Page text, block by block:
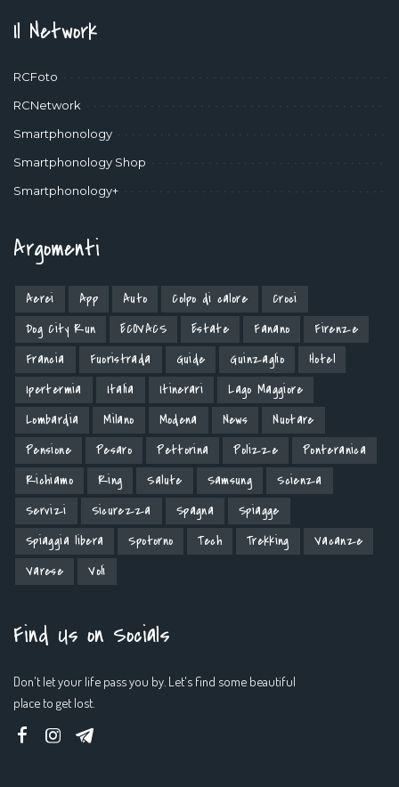
Il Network
RCFoto
RCNetwork
Smartphonology
Smartphonology Shop
Smartphonology+
Argomenti
Aerei App Auto Colpo di calore
Croci
Dog City Run
ECOVACS Estate Fanano
Firenze
Francia
Fuoristrada Guide Guinzaglio
Hotel
Ipertermia
Italia Itinerari
Lago Maggiore
Lombardia
Milano Modena News
Nuotare
Pensione
Pesaro Pettorina Polizze
Ponteranica
Richiamo
Ring Salute Samsung
Scienza
Servizi
Sicurezza Spagna
Spiagge
Spiaggia libera
Spotorno Tech Trekking
Vacanze
Varese
Voli
Find Us on Socials
Don't let your life pass you by. Let's find some beautiful
place to get lost.